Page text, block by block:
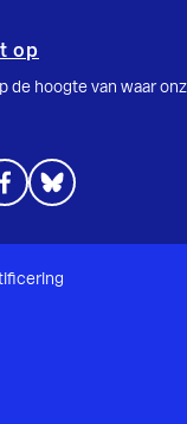
op
de hoogte van waar